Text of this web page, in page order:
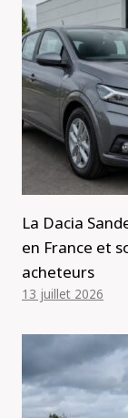
La Dacia
en France et
acheteurs
13 juillet 2026